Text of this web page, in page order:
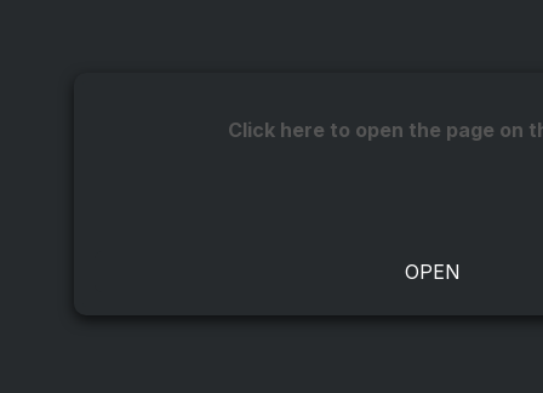
Click here to open the page on